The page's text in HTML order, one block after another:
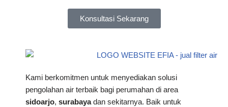
Konsultasi Sekarang
Kami berkomitmen untuk menyediakan solusi
pengolahan air terbaik bagi perumahan di area
sidoarjo, surabayadan sekitarnya. Baik untuk